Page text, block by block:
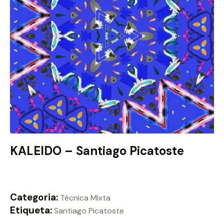
KALEIDO – Santiago Picatoste
Categoria: Técnica Mixta
Etiqueta:Santiago Picatoste